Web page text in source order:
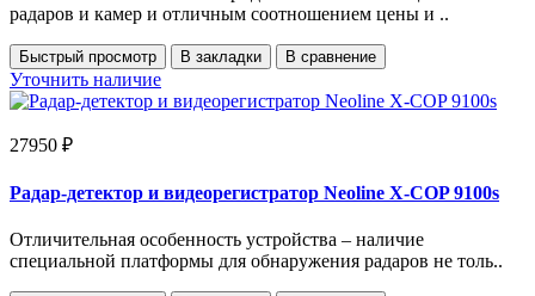
радаров и камер и отличным соотношением цены и ..
Быстрый просмотр В закладки В сравнение
Уточнить наличие
27950 ₽
Радар-детектор и видеорегистратор Neoline X-COP 9100s
Отличительная особенность устройства – наличие
специальной платформы для обнаружения радаров не толь..